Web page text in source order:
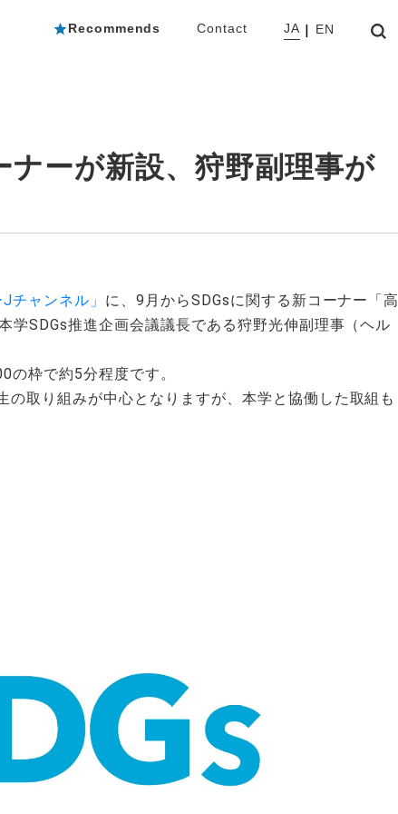
Recommends Contact JA EN
ーが新設、狩野副理事が
チャンネル」 に、9月からSDGsに関する新コーナー「高
学SDGs推進企画会議議長である狩野光伸副理事（ヘル
枠で約5分程度です。
取り組みが中心となりますが、本学と協働した取組も